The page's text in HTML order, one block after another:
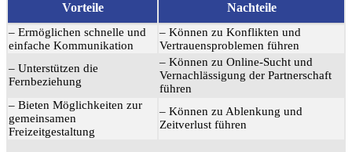
Vorteile Nachteile
– Ermöglichen schnelle und
einfache Kommunikation
– Können zu Konflikten und
Vertrauensproblemen führen
– Unterstützen die
Fernbeziehung
– Können zu Online-Sucht und
Vernachlässigung der Partnerschaft
führen
– Bieten Möglichkeiten zur
gemeinsamen
Freizeitgestaltung
– Können zu Ablenkung und
Zeitverlust führen